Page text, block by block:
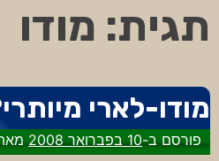
תגית: מודו
מודו-לארי
פורסם ב-10 בפברואר 2008